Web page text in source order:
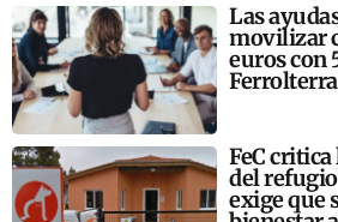
Las
movilizar
euros con
FeC
del
exige que